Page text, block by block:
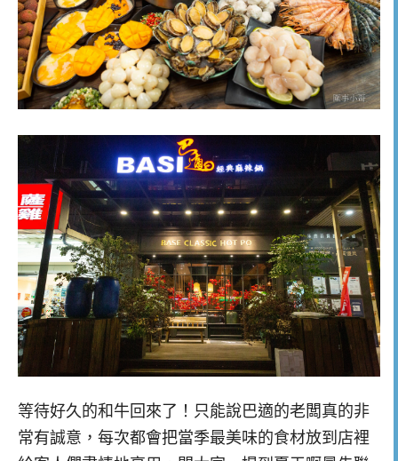
等待好久的和牛回來了！只能說巴適的老闆真的非
常有誠意，每次都會把當季最美味的食材放到店裡